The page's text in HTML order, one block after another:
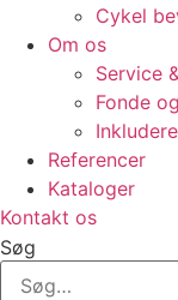
Cykel
Om os
Service
Fonde
Referencer
Kataloger
Kontakt os
Søg